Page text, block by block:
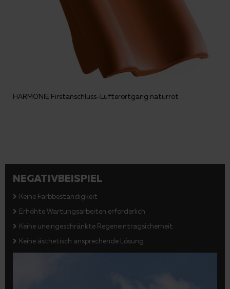
HARMONIE Firstanschluss-Lüfterortgang naturrot
NEGATIVBEISPIEL
Keine Farbbeständigkeit
Erhöhte Wartungsarbeiten erforderlich
Keine uneingeschränkte Regeneintragsicherheit
Keine ästhetisch ansprechende Lösung